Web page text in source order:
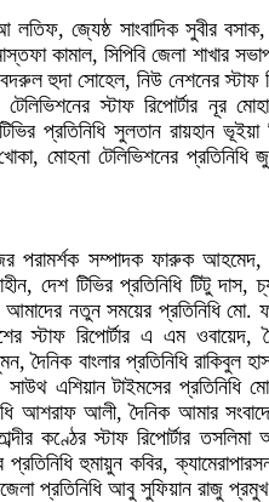
জ্যেষ্ঠ সাংবাদিক সুবীর বসাক,
কামাল, সিপিবি জেলা শাখার
হুদা সোহেল, নিউ নেশনের স্টাফ
স্টাফ রিপোর্টার নূর
প্রতিনিধি সুলতান রায়হান
মোহনা টেলিভিশনের
পরামর্শক সম্পাদক ফারুক আহমেদ,
দেশ টিভির প্রতিনিধি টিটু
নতুন সময়ের প্রতিনিধি মো.
স্টাফ রিপোর্টার এ এম
দৈনিক বাংলার প্রতিনিধি
সাউথ এশিয়ান টাইমসের
আশরাফ আলী, দৈনিক আমার
কণ্ঠের স্টাফ রিপোর্টার
হুমায়ুন কবির,
প্রতিনিধি আবু সুফিয়ান রাজু